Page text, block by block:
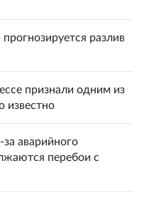
разлив
признали одним из
за аварийного
перебои с